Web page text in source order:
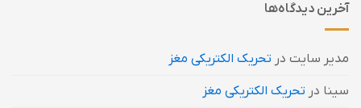
آخرین دیدگاه‌ها
مدیر سایت در تحریک الکتریکی مغز
سینا در تحریک الکتریکی مغز